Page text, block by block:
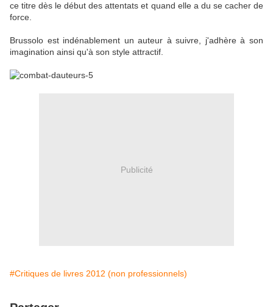
ce titre dès le début des attentats et quand elle a du se cacher de
force.
Brussolo est indénablement un auteur à suivre, j'adhère à son
imagination ainsi qu'à son style attractif.
Publicité
#Critiques de livres 2012 (non professionnels)